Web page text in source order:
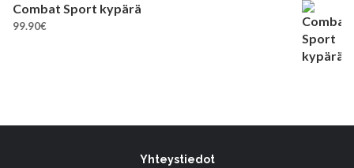
Combat Sport kypärä
99.90€
Yhteystiedot